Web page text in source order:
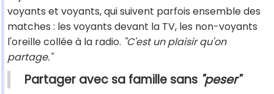
voyants et voyants, qui suivent parfois ensemble des
matches : les voyants devant la TV, les non-voyants
l'oreille collée à la radio. "C'est un plaisir qu'on
partage."
Partager avec sa famille sans "peser"